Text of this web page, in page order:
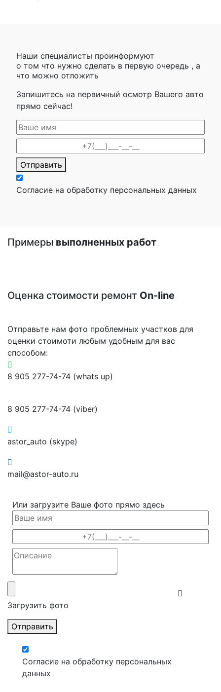
Наши специалисты проинформуют
о том что нужно сделать в первую очередь , а
что можно отложить
Запишитесь на первичный осмотр Вашего авто
прямо сейчас!
Отправить
Согласие на обработку персональных данных
Примеры выполненных работ
Оценка стоимости ремонт On-line
Отправьте нам фото проблемных участков для
оценки стоимоти любым удобным для вас
способом:
8 905 277-74-74 (whats up)
8 905 277-74-74 (viber)
astor_auto (skype)
mail@astor-auto.ru
Или загрузите Ваше фото прямо здесь
Загрузить фото
Отправить
Согласие на обработку персональных
данных